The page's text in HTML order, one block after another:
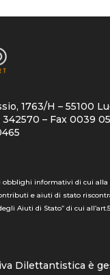
1763/H – 55100
– Fax 0039
informativi di cui alla
e aiuti di stato
Aiuti di Stato” di cui
Dilettantistica è